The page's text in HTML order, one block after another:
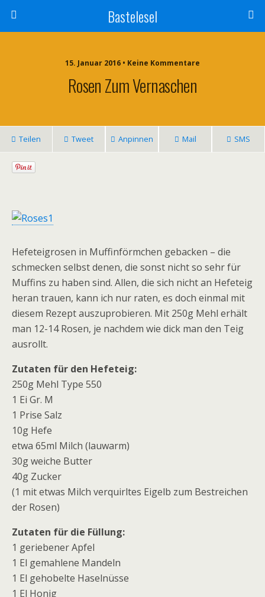
Bastelesel
15. Januar 2016 • Keine Kommentare
Rosen Zum Vernaschen
Teilen Tweet Anpinnen Mail SMS
Hefeteigrosen in Muffinförmchen gebacken – die
schmecken selbst denen, die sonst nicht so sehr für
Muffins zu haben sind. Allen, die sich nicht an Hefeteig
heran trauen, kann ich nur raten, es doch einmal mit
diesem Rezept auszuprobieren. Mit 250g Mehl erhält
man 12-14 Rosen, je nachdem wie dick man den Teig
ausrollt.
Zutaten für den Hefeteig:
250g Mehl Type 550
1 Ei Gr. M
1 Prise Salz
10g Hefe
etwa 65ml Milch (lauwarm)
30g weiche Butter
40g Zucker
(1 mit etwas Milch verquirltes Eigelb zum Bestreichen
der Rosen)
Zutaten für die Füllung:
1 geriebener Apfel
1 El gemahlene Mandeln
1 El gehobelte Haselnüsse
1 El Honig